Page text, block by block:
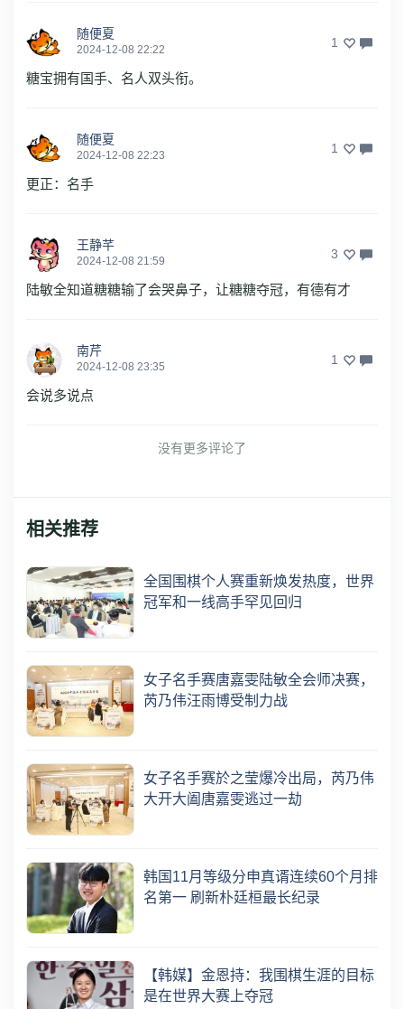
随便夏
2024-12-08 22:22 1
糖宝拥有国手、名人双头衔。
随便夏
2024-12-08 22:23 1
更正：名手
王静芊
2024-12-08 21:59 3
陆敏全知道糖糖输了会哭鼻子，让糖糖夺冠，有德有才
南芹
2024-12-08 23:35 1
会说多说点
没有更多评论了
相关推荐
全国围棋个人赛重新焕发热度，世界
冠军和一线高手罕见回归
女子名手赛唐嘉雯陆敏全会师决赛，
芮乃伟汪雨博受制力战
女子名手赛於之莹爆冷出局，芮乃伟
大开大阖唐嘉雯逃过一劫
韩国11月等级分申真谞连续60个月排
名第一 刷新朴廷桓最长纪录
【韩媒】金恩持：我围棋生涯的目标
是在世界大赛上夺冠